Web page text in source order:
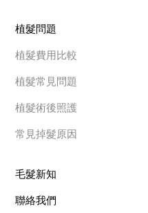
植髮問題
植髮費用比較
植髮常見問題
植髮術後照護
常見掉髮原因
毛髮新知
聯絡我們